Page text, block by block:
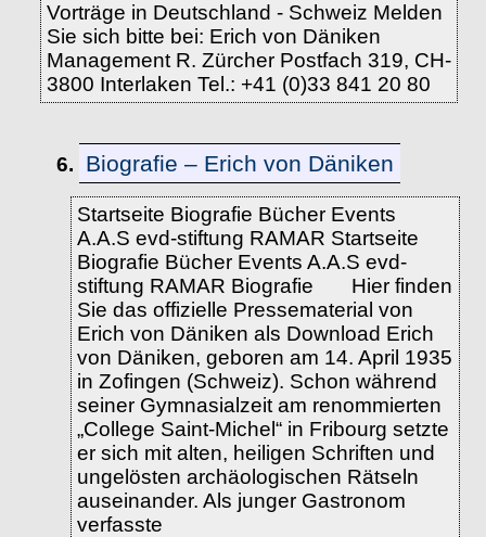
Vorträge in Deutschland - Schweiz Melden
Sie sich bitte bei: Erich von Däniken
Management R. Zürcher Postfach 319, CH-
3800 Interlaken Tel.: +41 (0)33 841 20 80
6. Biografie – Erich von Däniken
Startseite Biografie Bücher Events
A.A.S evd-stiftung RAMAR Startseite
Biografie Bücher Events A.A.S evd-
stiftung RAMAR Biografie Hier finden
Sie das offizielle Pressematerial von
Erich von Däniken als Download Erich
von Däniken, geboren am 14. April 1935
in Zofingen (Schweiz). Schon während
seiner Gymnasialzeit am renommierten
„College Saint-Michel“ in Fribourg setzte
er sich mit alten, heiligen Schriften und
ungelösten archäologischen Rätseln
auseinander. Als junger Gastronom
verfasste